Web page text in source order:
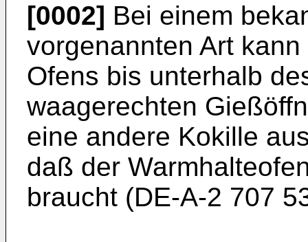
[0002] Bei einem
vorgenannten Art
Ofens bis unterhalb
waagerechten
eine andere Kokille
daß der
braucht (DE-A-2 707